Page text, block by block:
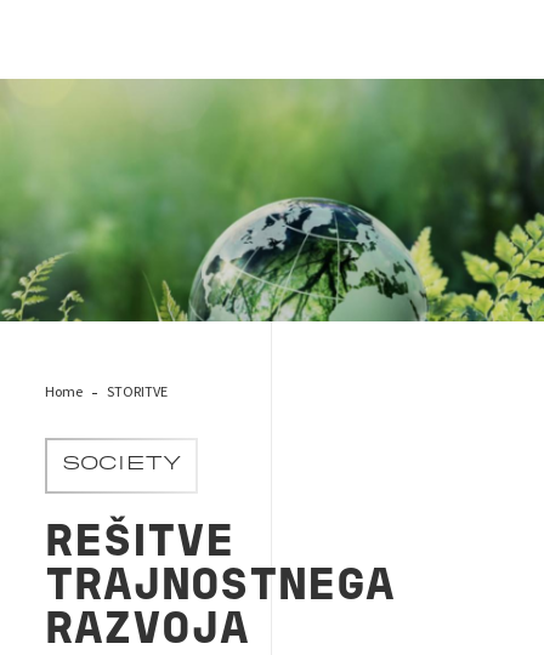
Home STORITVE
SOCIETY
REŠITVE
TRAJNOSTNEGA
RAZVOJA